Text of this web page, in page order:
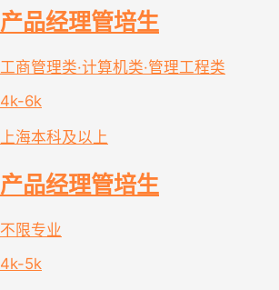
产品经理管培生
工商管理类·计算机类·管理工程类
4k-6k
上海本科及以上
产品经理管培生
不限专业
4k-5k